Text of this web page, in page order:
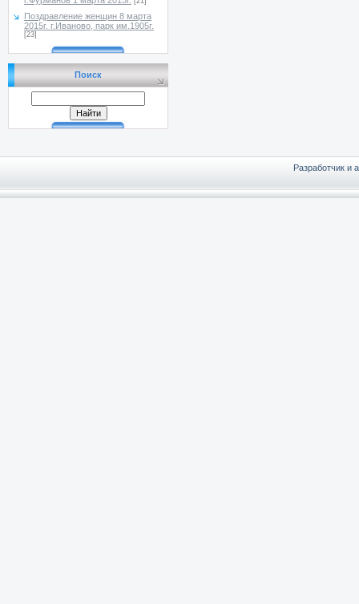
Поздравление женщин 8 марта
2015г. г.Иваново, парк им.1905г.
[23]
Поиск
Разработчик и